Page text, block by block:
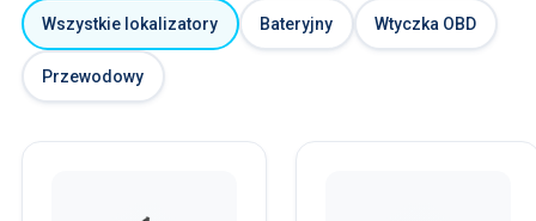
Wszystkie lokalizatory Bateryjny Wtyczka OBD
Przewodowy